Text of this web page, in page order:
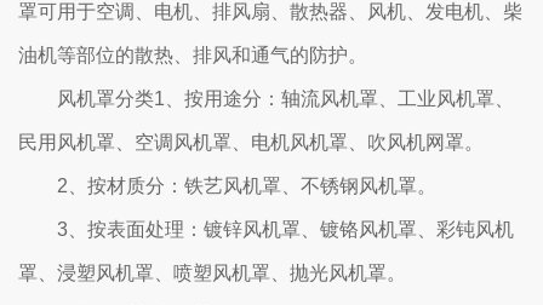
罩可用于空调、电机、排风扇、散热器、风机、发电机、柴
油机等部位的散热、排风和通气的防护。
风机罩分类1、按用途分：轴流风机罩、工业风机罩、
民用风机罩、空调风机罩、电机风机罩、吹风机网罩。
2、按材质分：铁艺风机罩、不锈钢风机罩。
3、按表面处理：镀锌风机罩、镀铬风机罩、彩钝风机
罩、浸塑风机罩、喷塑风机罩、抛光风机罩。